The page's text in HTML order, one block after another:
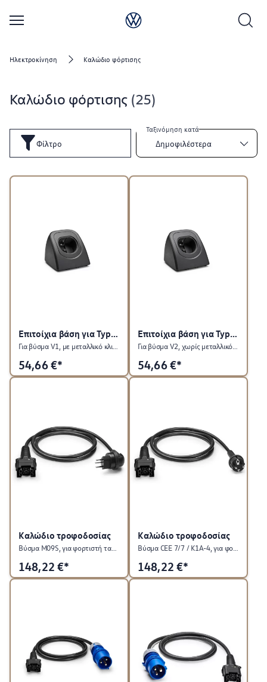
Ηλεκτροκίνηση Καλώδιο φόρτισης
Καλώδιο φόρτισης 25
Φίλτρο
Ταξινόμηση κατά
Δημοφιλέστερα
Επιτοίχια βάση για Type 2
Για βύσμα V1, με μεταλλικό κλιπ στερέωσης
54,66€*
Επιτοίχια βάση για Type 2
Για βύσμα V2, χωρίς μεταλλικό κλιπ στερέωσης
54,66€*
Καλώδιο τροφοδοσίας
Βύσμα M09S, για φορτιστή ταξιδίου ID. Charger Travel
148,22 €*
Καλώδιο τροφοδοσίας
148,22 €*